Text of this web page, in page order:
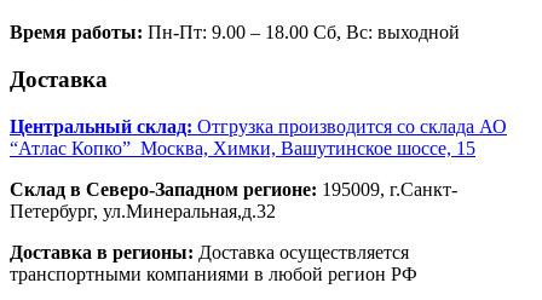
Время работы: Пн-Пт: 9.00 – 18.00 Сб, Вс: выходной
Доставка
Центральный склад: Отгрузка производится со склада АО
“Атлас Копко” Москва, Химки, Вашутинское шоссе, 15
Склад в Северо-Западном регионе: 195009, г.Санкт-
Петербург, ул.Минеральная,д.32
Доставка в регионы: Доставка осуществляется
транспортными компаниями в любой регион РФ